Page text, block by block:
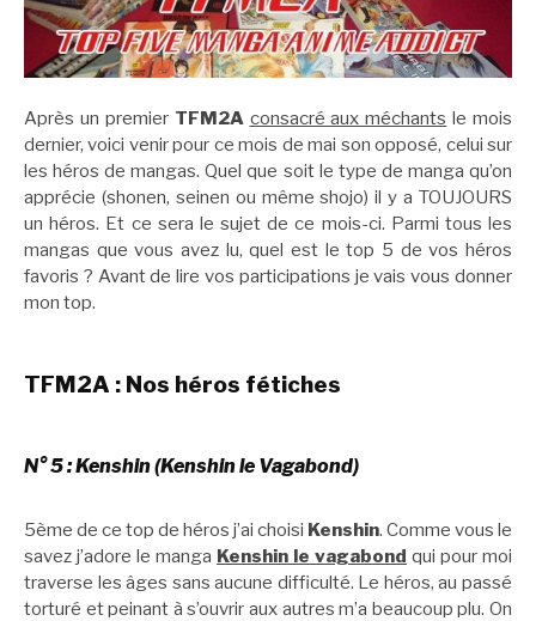
Après un premier TFM2A consacré aux méchants le mois
dernier, voici venir pour ce mois de mai son opposé, celui sur
les héros de mangas. Quel que soit le type de manga qu’on
apprécie (shonen, seinen ou même shojo) il y a TOUJOURS
un héros. Et ce sera le sujet de ce mois-ci. Parmi tous les
mangas que vous avez lu, quel est le top 5 de vos héros
favoris ? Avant de lire vos participations je vais vous donner
mon top.
TFM2A : Nos héros fétiches
N° 5 : Kenshin (Kenshin le Vagabond)
5ème de ce top de héros j’ai choisi Kenshin. Comme vous le
savez j’adore le manga Kenshin le vagabond qui pour moi
traverse les âges sans aucune difficulté. Le héros, au passé
torturé et peinant à s’ouvrir aux autres m’a beaucoup plu. On